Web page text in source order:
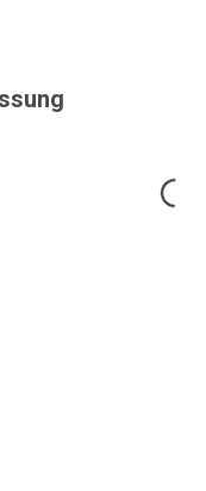
Loading...